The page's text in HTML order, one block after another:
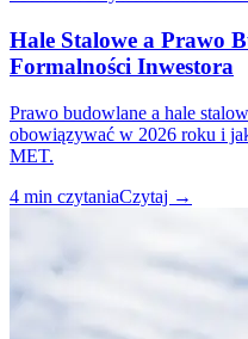
Hale Stalowe a Prawo
Formalności Inwestora
Prawo budowlane a hale
obowiązywać w 2026 roku i
MET.
4 min czytaniaCzytaj →